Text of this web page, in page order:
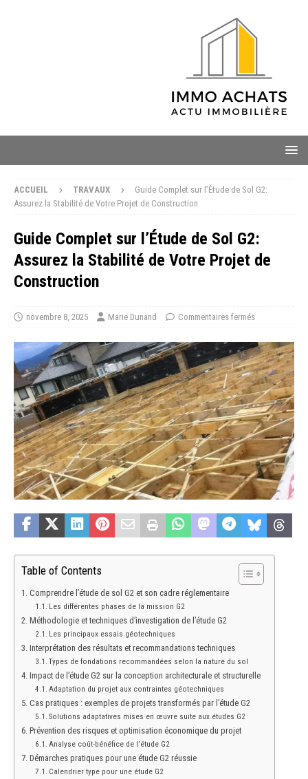
ACCUEIL TRAVAUX
Guide Complet sur l’Étude de Sol G2:
Assurez la Stabilité de Votre Projet de Construction
Guide Complet sur l’Étude de Sol G2:
Assurez la Stabilité de Votre Projet de
Construction
novembre 8, 2025 Marie Dunand Commentaires fermés
Table of Contents
Comprendre l’étude de sol G2 et son cadre réglementaire
Les différentes phases de la mission G2
Méthodologie et techniques d’investigation de l’étude G2
Les principaux essais géotechniques
Interprétation des résultats et recommandations techniques
Types de fondations recommandées selon la nature du sol
Impact de l’étude G2 sur la conception architecturale et structurelle
Adaptation du projet aux contraintes géotechniques
Cas pratiques : exemples de projets transformés par l’étude G2
Solutions adaptatives mises en œuvre suite aux études G2
Prévention des risques et optimisation économique du projet
Analyse coût-bénéfice de l’étude G2
Démarches pratiques pour une étude G2 réussie
Calendrier type pour une étude G2